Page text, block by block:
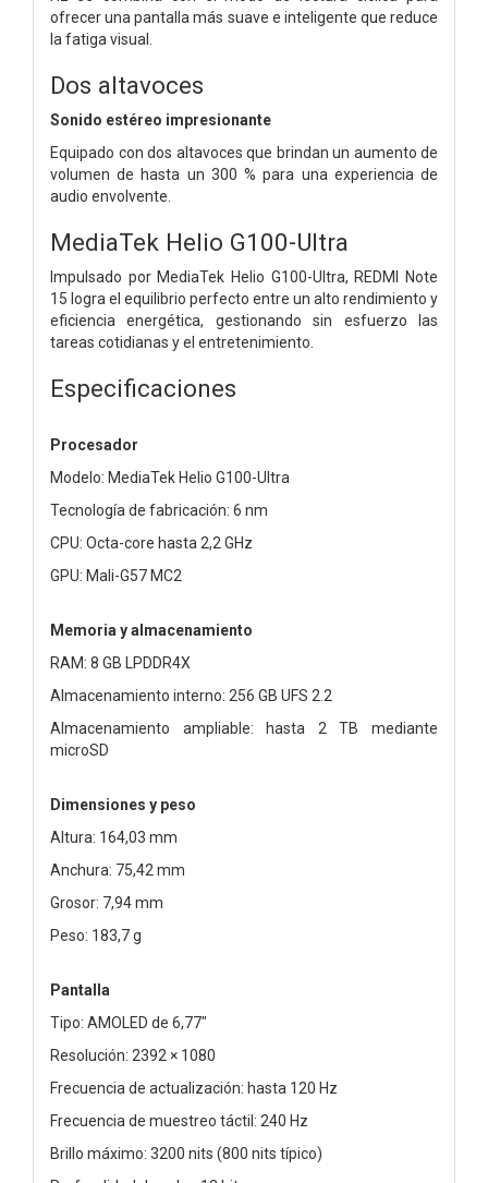
ofrecer una pantalla más suave e inteligente que reduce
la fatiga visual.
Dos altavoces
Sonido estéreo impresionante
Equipado con dos altavoces que brindan un aumento de
volumen de hasta un 300 % para una experiencia de
audio envolvente.
MediaTek Helio G100-Ultra
Impulsado por MediaTek Helio G100-Ultra, REDMI Note
15 logra el equilibrio perfecto entre un alto rendimiento y
eficiencia energética, gestionando sin esfuerzo las
tareas cotidianas y el entretenimiento.
Especificaciones
Procesador
Modelo: MediaTek Helio G100-Ultra
Tecnología de fabricación: 6 nm
CPU: Octa-core hasta 2,2 GHz
GPU: Mali-G57 MC2
Memoria y almacenamiento
RAM: 8 GB LPDDR4X
Almacenamiento interno: 256 GB UFS 2.2
Almacenamiento ampliable: hasta 2 TB mediante
microSD
Dimensiones y peso
Altura: 164,03 mm
Anchura: 75,42 mm
Grosor: 7,94 mm
Peso: 183,7 g
Pantalla
Tipo: AMOLED de 6,77"
Resolución: 2392 × 1080
Frecuencia de actualización: hasta 120 Hz
Frecuencia de muestreo táctil: 240 Hz
Brillo máximo: 3200 nits (800 nits típico)